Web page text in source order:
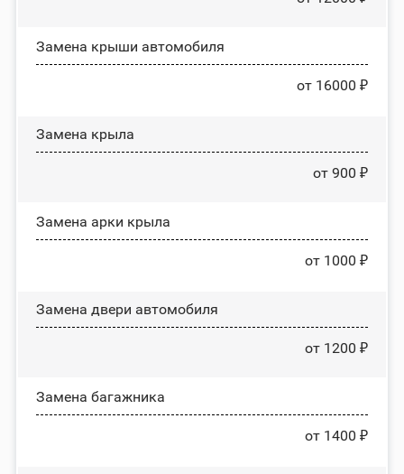
Замена крыши автомобиля
от 16000 ₽
Замена крыла
от 900 ₽
Замена арки крыла
от 1000 ₽
Замена двери автомобиля
от 1200 ₽
Замена багажника
от 1400 ₽